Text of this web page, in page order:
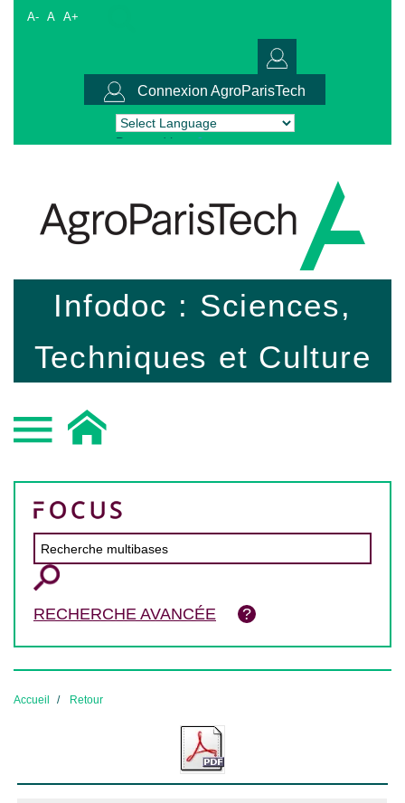
A- A A+
Connexion AgroParisTech
Powered by Translate
Infodoc : Sciences,
Techniques et Culture
RECHERCHE AVANCÉE
Accueil Retour